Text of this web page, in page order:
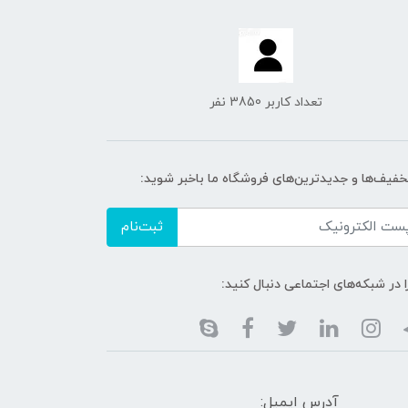
تعداد کاربر 3850 نفر
و جدیدترین‌های فروشگاه ما باخبر شوید:
ثبت‌نام
در شبکه‌های اجتماعی دنبال کنید:
آدرس ایمیل: